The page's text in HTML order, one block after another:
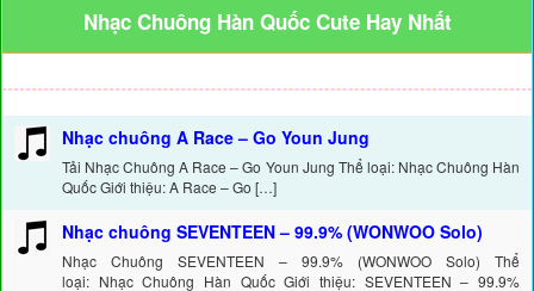
Nhạc Chuông Hàn Quốc Cute Hay Nhất
Nhạc chuông A Race – Go Youn Jung
Tải Nhạc Chuông A Race – Go Youn Jung Thể loại: Nhạc Chuông Hàn
Quốc Giới thiệu: A Race – Go […]
Nhạc chuông SEVENTEEN – 99.9% (WONWOO Solo)
Nhạc Chuông SEVENTEEN – 99.9% (WONWOO Solo) Thể
loại: Nhạc Chuông Hàn Quốc Giới thiệu: SEVENTEEN – 99.9%